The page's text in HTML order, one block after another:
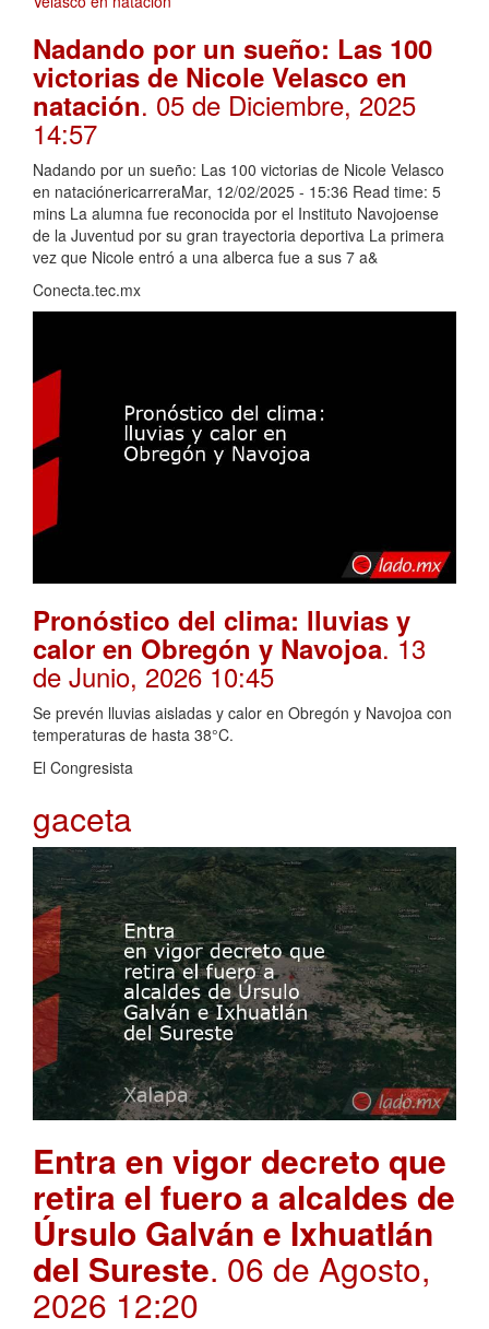
Nadando por un sueño: Las 100
victorias de Nicole Velasco en
natación. 05 de Diciembre, 2025
14:57
Nadando por un sueño: Las 100 victorias de Nicole Velasco
en nataciónericarreraMar, 12/02/2025 - 15:36 Read time: 5
mins La alumna fue reconocida por el Instituto Navojoense
de la Juventud por su gran trayectoria deportiva La primera
vez que Nicole entró a una alberca fue a sus 7 a&
Conecta.tec.mx
Pronóstico del clima: lluvias y
calor en Obregón y Navojoa. 13
de Junio, 2026 10:45
Se prevén lluvias aisladas y calor en Obregón y Navojoa con
temperaturas de hasta 38°C.
El Congresista
gaceta
Entra en vigor decreto que
retira el fuero a alcaldes de
Úrsulo Galván e Ixhuatlán
del Sureste. 06 de Agosto,
2026 12:20